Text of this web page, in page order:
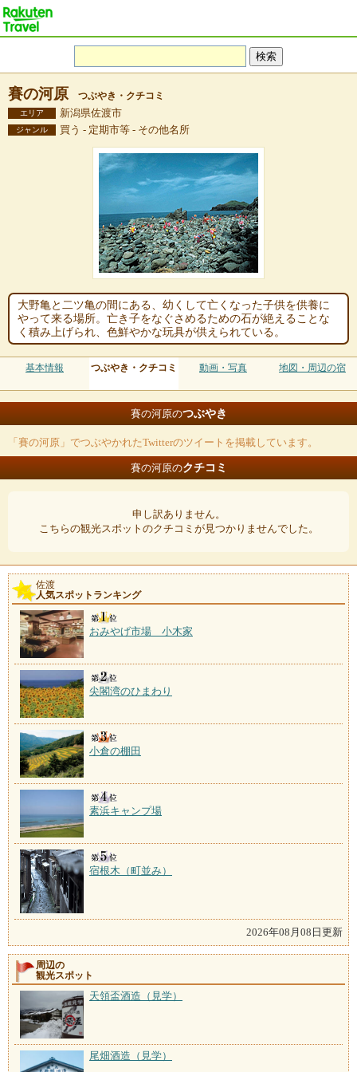
賽の河原 つぶやき・クチコミ
エリア 新潟県佐渡市
ジャンル 買う - 定期市等 - その他名所
大野亀と二ツ亀の間にある、幼くして亡くなった子供を供養に
やって来る場所。亡き子をなぐさめるための石が絶えることな
く積み上げられ、色鮮やかな玩具が供えられている。
基本情報 つぶやき・クチコミ 動画・写真 地図・周辺の宿
賽の河原のつぶやき
「賽の河原」でつぶやかれたTwitterのツイートを掲載しています。
賽の河原のクチコミ
申し訳ありません。
こちらの観光スポットのクチコミが見つかりませんでした。
佐渡
人気スポットランキング
おみやげ市場 小木家
尖閣湾のひまわり
小倉の棚田
素浜キャンプ場
宿根木（町並み）
2026年08月08日更新
周辺の
観光スポット
天領盃酒造（見学）
尾畑酒造（見学）